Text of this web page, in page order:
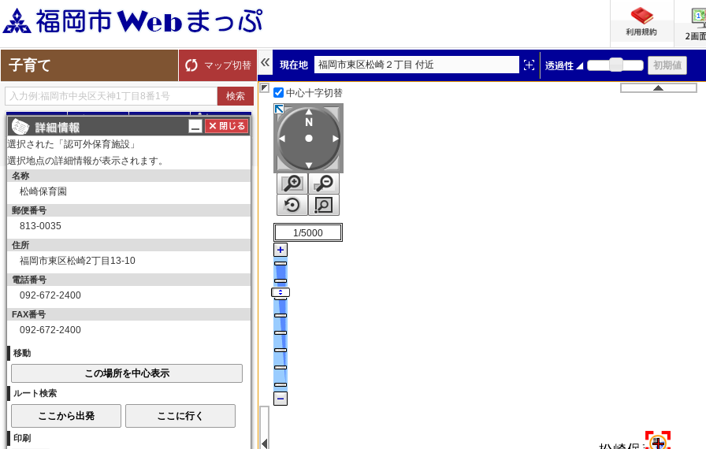
子育て マップ切替
探す ルート
子育て
保育所（園）
保育所（園）
幼稚園
育児サークル
子育て交流サロン
子育て（その他）
子育て（その他）
赤ちゃんの駅
福岡市東区松崎２丁目 付近
中心十字切替
1/5000
選択された「認可外保育施設」
選択地点の詳細情報が表示されます。
名称
松崎保育園
郵便番号
813-0035
住所
福岡市東区松崎2丁目13-10
電話番号
092-672-2400
FAX番号
092-672-2400
移動
ルート検索
印刷